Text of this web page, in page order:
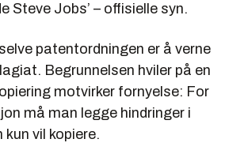
Steve Jobs’ – offisielle syn.
patentordningen er å verne
Begrunnelsen hviler på en
motvirker fornyelse: For
må man legge hindringer i
vil kopiere.